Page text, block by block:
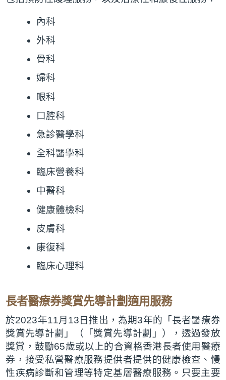
內科
外科
骨科
婦科
眼科
口腔科
急診醫學科
全科醫學科
臨床營養科
中醫科
健康體檢科
皮膚科
康復科
臨床心理科
長者醫療券獎賞先導計劃適用服務
於2023年11月13日推出，為期3年的「長者醫療券
獎賞先導計劃」（「獎賞先導計劃」），透過發放
獎賞，鼓勵65歲或以上的合資格香港長者使用醫療
券，接受私營醫療服務提供者提供的健康檢查、慢
性疾病診斷和管理等特定基層醫療服務。只要主要